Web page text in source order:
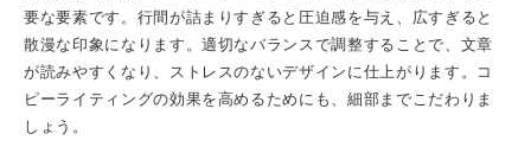
要な要素です。行間が詰まりすぎると圧迫感を与え、広すぎると
散漫な印象になります。適切なバランスで調整することで、文章
が読みやすくなり、ストレスのないデザインに仕上がります。コ
ピーライティングの効果を高めるためにも、細部までこだわりま
しょう。